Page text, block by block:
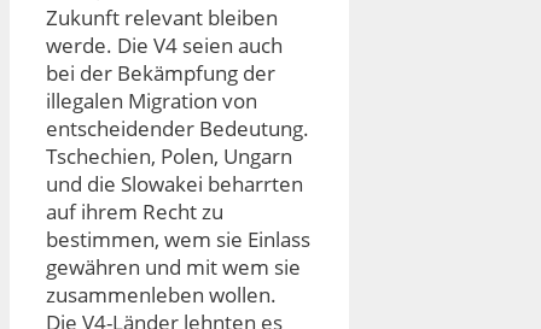
Zukunft relevant bleiben
werde. Die V4 seien auch
bei der Bekämpfung der
illegalen Migration von
entscheidender Bedeutung.
Tschechien, Polen, Ungarn
und die Slowakei beharrten
auf ihrem Recht zu
bestimmen, wem sie Einlass
gewähren und mit wem sie
zusammenleben wollen.
Die V4-Länder lehnten es